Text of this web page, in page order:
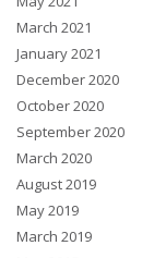
March 2021
January 2021
December 2020
October 2020
September 2020
March 2020
August 2019
May 2019
March 2019